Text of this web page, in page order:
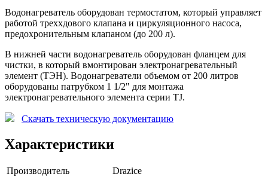
Водонагреватель оборудован термостатом, который управляет
работой треххдового клапана и циркуляционного насоса,
предохронительным клапаном (до 200 л).
В нижней части водонагреватель оборудован фланцем для
чистки, в который вмонтирован электронагревательный
элемент (ТЭН). Водонагреватели объемом от 200 литров
оборудованы патрубком 1 1/2" для монтажа
электронагревательного элемента серии TJ.
Скачать техническую документацию
Характеристики
Производитель
Drazice